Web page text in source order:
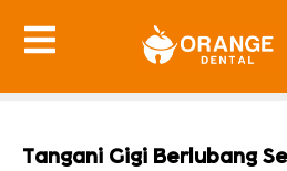
Tangani Gigi Berlubang